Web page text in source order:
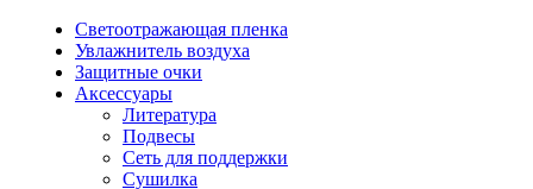
Светоотражающая пленка
Увлажнитель воздуха
Защитные очки
Аксессуары
Литература
Подвесы
Сеть для поддержки
Сушилка